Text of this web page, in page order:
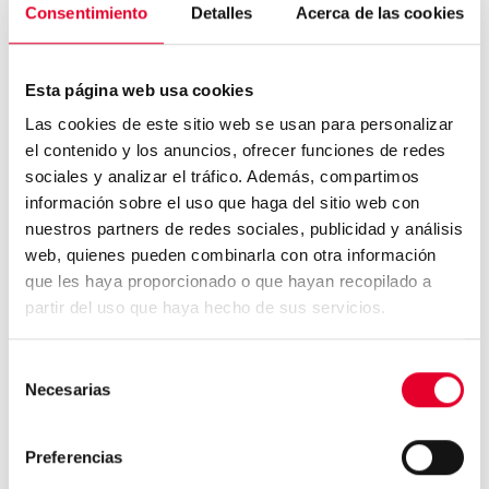
Consentimiento Detalles Acerca de las cookies
Esta página web usa cookies
Las cookies de este sitio web se usan para personalizar
el contenido y los anuncios, ofrecer funciones de redes
sociales y analizar el tráfico. Además, compartimos
información sobre el uso que haga del sitio web con
nuestros partners de redes sociales, publicidad y análisis
web, quienes pueden combinarla con otra información
que les haya proporcionado o que hayan recopilado a
partir del uso que haya hecho de sus servicios.
Necesarias
Preferencias
Promouvez l’utilisation de votre propre tasse
Notre I-Detect permet de détecter
l’utilisation de gobelets jetables.
Design unique et différent
La simplicité de changement de la façade vous
permettra de renouveler le design de vos
machines en5 minutesseulement et à un coût